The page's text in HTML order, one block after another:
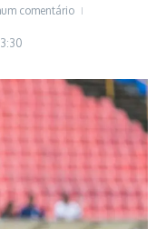
comentário